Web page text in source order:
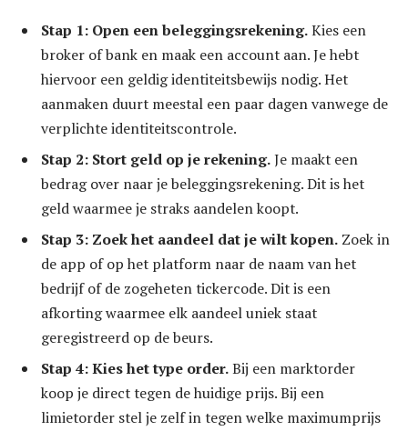
Stap 1: Open een beleggingsrekening.Kies een
broker of bank en maak een account aan. Je hebt
hiervoor een geldig identiteitsbewijs nodig. Het
aanmaken duurt meestal een paar dagen vanwege de
verplichte identiteitscontrole.
Stap 2: Stort geld op je rekening.Je maakt een
bedrag over naar je beleggingsrekening. Dit is het
geld waarmee je straks aandelen koopt.
Stap 3: Zoek het aandeel dat je wilt kopen. Zoek in
de app of op het platform naar de naam van het
bedrijf of de zogeheten tickercode. Dit is een
afkorting waarmee elk aandeel uniek staat
geregistreerd op de beurs.
Stap 4: Kies het type order.Bij een marktorder
koop je direct tegen de huidige prijs. Bij een
limietorder stel je zelf in tegen welke maximumprijs